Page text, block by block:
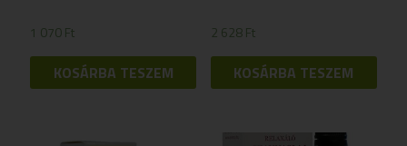
1 070Ft
KOSÁRBA TESZEM
2 628Ft
KOSÁRBA TESZEM